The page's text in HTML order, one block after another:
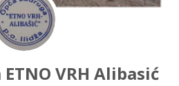
VRH Alibasić